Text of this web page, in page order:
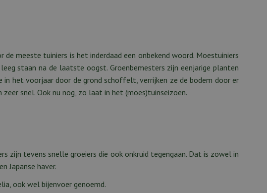
meeste tuiniers is het inderdaad een onbekend woord. Moestuiniers
staan na de laatste oogst. Groenbemesters zijn eenjarige planten
het voorjaar door de grond schoffelt, verrijken ze de bodem door er
snel. Ook nu nog, zo laat in het (moes)tuinseizoen.
zijn tevens snelle groeiers die ook onkruid tegengaan. Dat is zowel in
Japanse haver.
ook wel bijenvoer genoemd.